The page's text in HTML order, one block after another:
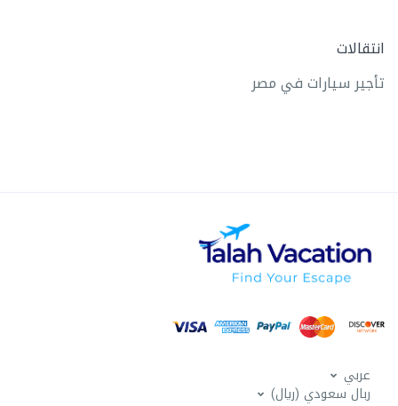
انتقالات
تأجير سيارات في مصر
عربي
ربال سعودي (ريال)